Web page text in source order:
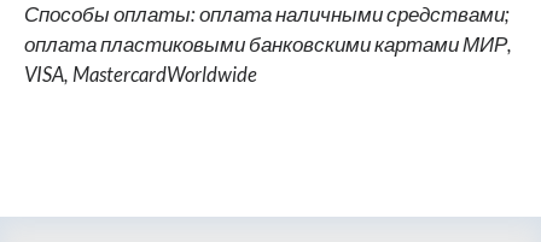
Способы оплаты: оплата наличными средствами;
оплата пластиковыми банковскими картами МИР,
VISA, MastercardWorldwide